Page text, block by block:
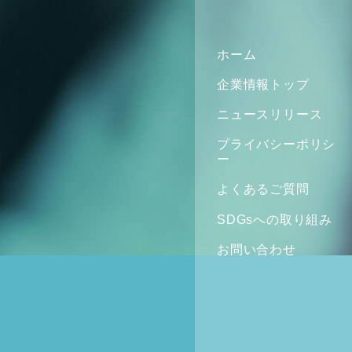
ホーム
企業情報トップ
ニュースリリース
プライバシーポリシ
ー
よくあるご質問
SDGsへの取り組み
お問い合わせ